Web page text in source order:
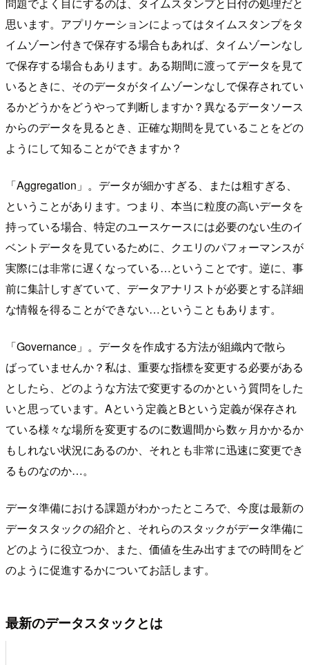
思います。アプリケーションによってはタイムスタンプをタ
イムゾーン付きで保存する場合もあれば、タイムゾーンなし
で保存する場合もあります。ある期間に渡ってデータを見て
いるときに、そのデータがタイムゾーンなしで保存されてい
るかどうかをどうやって判断しますか？異なるデータソース
からのデータを見るとき、正確な期間を見ていることをどの
ようにして知ることができますか？
「Aggregation」。データが細かすぎる、または粗すぎる、
ということがあります。つまり、本当に粒度の高いデータを
持っている場合、特定のユースケースには必要のない生のイ
ベントデータを見ているために、クエリのパフォーマンスが
実際には非常に遅くなっている…ということです。逆に、事
前に集計しすぎていて、データアナリストが必要とする詳細
な情報を得ることができない…ということもあります。
「Governance」。データを作成する方法が組織内で散ら
ばっていませんか？私は、重要な指標を変更する必要がある
としたら、どのような方法で変更するのかという質問をした
いと思っています。Aという定義とBという定義が保存され
ている様々な場所を変更するのに数週間から数ヶ月かかるか
もしれない状況にあるのか、それとも非常に迅速に変更でき
るものなのか…。
データ準備における課題がわかったところで、今度は最新の
データスタックの紹介と、それらのスタックがデータ準備に
どのように役立つか、また、価値を生み出すまでの時間をど
のように促進するかについてお話します。
最新のデータスタックとは